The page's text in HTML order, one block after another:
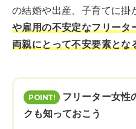
の結婚や出産、子育てに掛
や雇用の不安定なフリータ
両親にとって不安要素とな
フリーター女性
クも知っておこう